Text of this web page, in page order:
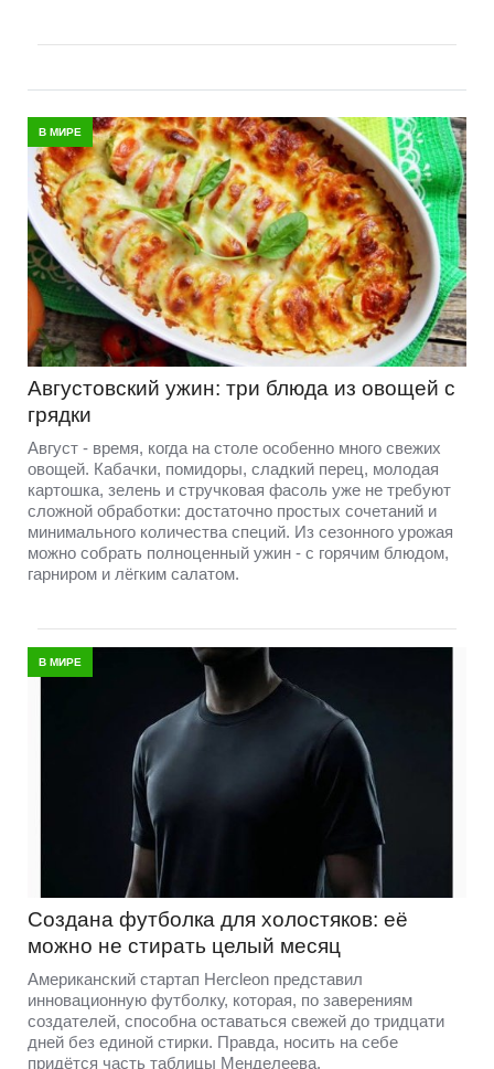
В МИРЕ
Августовский ужин: три блюда из овощей с
грядки
Август - время, когда на столе особенно много свежих
овощей. Кабачки, помидоры, сладкий перец, молодая
картошка, зелень и стручковая фасоль уже не требуют
сложной обработки: достаточно простых сочетаний и
минимального количества специй. Из сезонного урожая
можно собрать полноценный ужин - с горячим блюдом,
гарниром и лёгким салатом.
В МИРЕ
Создана футболка для холостяков: её
можно не стирать целый месяц
Американский стартап Hercleon представил
инновационную футболку, которая, по заверениям
создателей, способна оставаться свежей до тридцати
дней без единой стирки. Правда, носить на себе
придётся часть таблицы Менделеева.